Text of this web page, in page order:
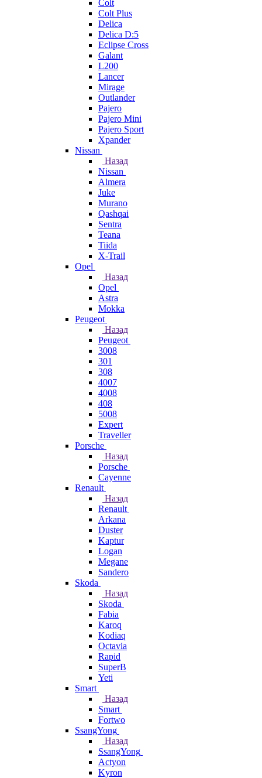
Colt
Colt Plus
Delica
Delica D:5
Eclipse Cross
Galant
L200
Lancer
Mirage
Outlander
Pajero
Pajero Mini
Pajero Sport
Xpander
Nissan
Назад
Nissan
Almera
Juke
Murano
Qashqai
Sentra
Teana
Tiida
X-Trail
Opel
Назад
Opel
Astra
Mokka
Peugeot
Назад
Peugeot
3008
301
308
4007
4008
408
5008
Expert
Traveller
Porsche
Назад
Porsche
Cayenne
Renault
Назад
Renault
Arkana
Duster
Kaptur
Logan
Megane
Sandero
Skoda
Назад
Skoda
Fabia
Karoq
Kodiaq
Octavia
Rapid
SuperB
Yeti
Smart
Назад
Smart
Fortwo
SsangYong
Назад
SsangYong
Actyon
Kyron